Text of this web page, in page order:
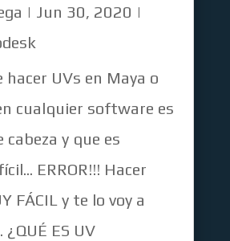
| Jun 30, 2020 |
hacer UVs en Maya o
cualquier software es
cabeza y que es
ERROR!!! Hacer
FÁCIL y te lo voy a
ES UV